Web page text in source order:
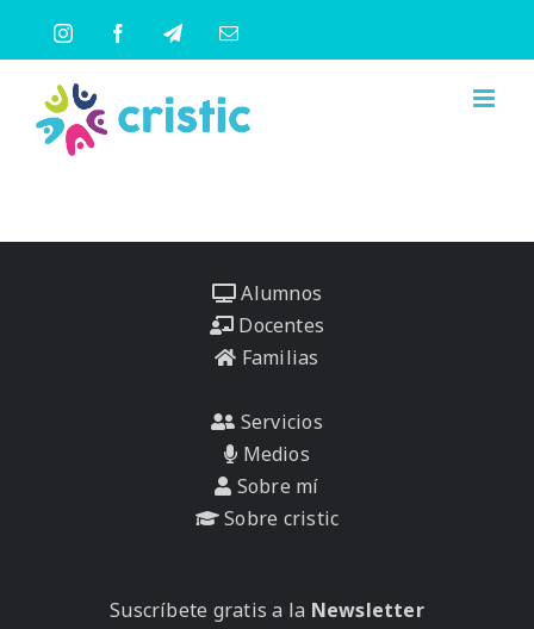
contenido
InstagramFacebookTelegramCorreo
Alumnos
Docentes
Familias
Servicios
Medios
Sobre mí
Sobre cristic
Suscríbete gratis a la Newsletter